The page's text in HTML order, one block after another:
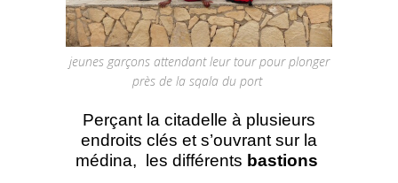
jeunes garçons attendant leur tour pour plonger
près de la sqala du port
Perçant la citadelle à plusieurs
endroits clés et s’ouvrant sur la
médina, les différents bastions